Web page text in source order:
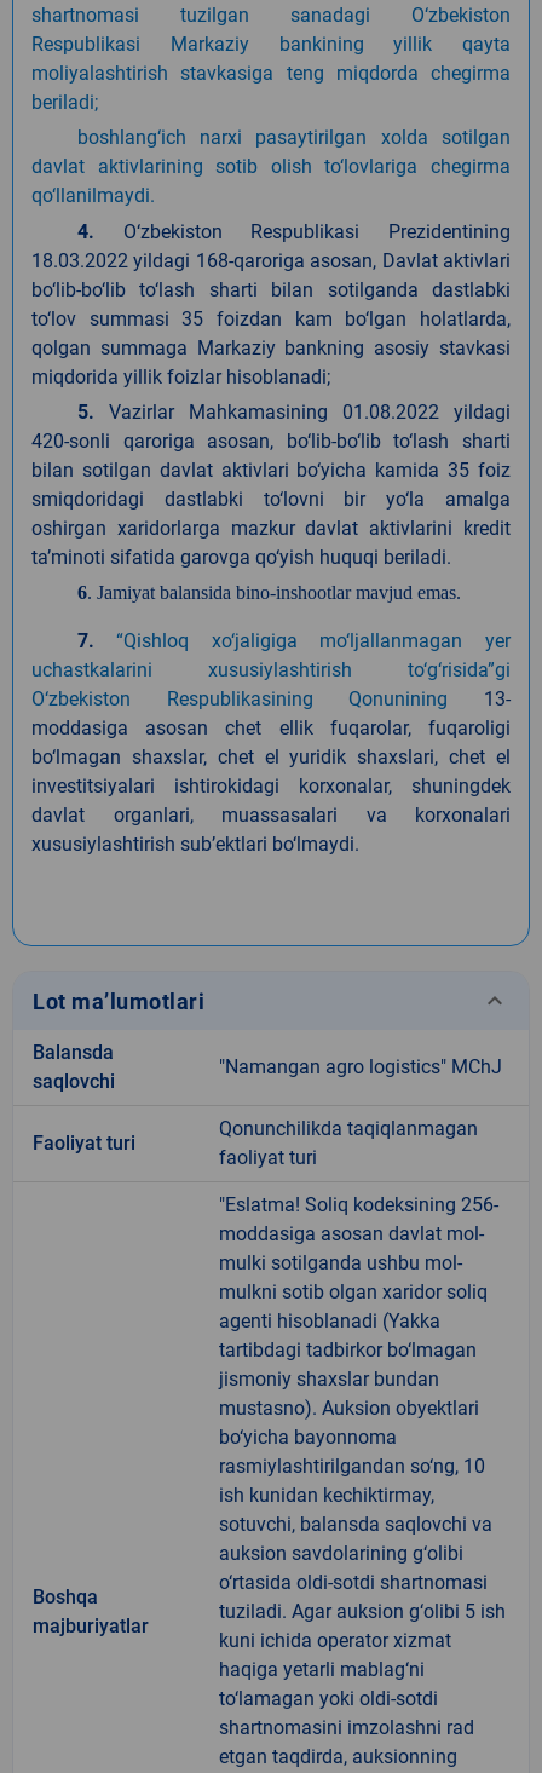
shartnomasi tuzilgan sanadagi O‘zbekiston
Respublikasi Markaziy bankining yillik qayta
moliyalashtirish stavkasiga teng miqdorda chegirma
beriladi;
boshlang‘ich narxi pasaytirilgan xolda sotilgan
davlat aktivlarining sotib olish to‘lovlariga chegirma
qo‘llanilmaydi.
4. O‘zbekiston Respublikasi Prezidentining
18.03.2022 yildagi 168-qaroriga asosan, Davlat aktivlari
bo‘lib-bo‘lib to‘lash sharti bilan sotilganda dastlabki
to‘lov summasi 35 foizdan kam bo‘lgan holatlarda,
qolgan summaga Markaziy bankning asosiy stavkasi
miqdorida yillik foizlar hisoblanadi;
5. Vazirlar Mahkamasining 01.08.2022 yildagi
420-sonli qaroriga asosan, bo‘lib-bo‘lib to‘lash sharti
bilan sotilgan davlat aktivlari bo‘yicha kamida 35 foiz
smiqdoridagi dastlabki to‘lovni bir yo‘la amalga
oshirgan xaridorlarga mazkur davlat aktivlarini kredit
ta’minoti sifatida garovga qo‘yish huquqi beriladi.
6. Jamiyat balansida bino-inshootlar mavjud emas.
7.
“Qishloq xo‘jaligiga mo‘ljallanmagan yer
uchastkalarini xususiylashtirish to‘g‘risida”gi
O‘zbekiston Respublikasining Qonunining 13-
moddasiga asosan chet ellik fuqarolar, fuqaroligi
bo‘lmagan shaxslar, chet el yuridik shaxslari, chet el
investitsiyalari ishtirokidagi korxonalar, shuningdek
davlat organlari, muassasalari va korxonalari
xususiylashtirish sub’ektlari bo‘lmaydi.
Lot ma’lumotlari keyboard_arrow_down
Balansda
saqlovchi
"Namangan agro logistics" MChJ
Faoliyat turi
Qonunchilikda taqiqlanmagan
faoliyat turi
Boshqa
majburiyatlar
"Eslatma! Soliq kodeksining 256-
moddasiga asosan davlat mol-
mulki sotilganda ushbu mol-
mulkni sotib olgan xaridor soliq
agenti hisoblanadi (Yakka
tartibdagi tadbirkor bo‘lmagan
jismoniy shaxslar bundan
mustasno). Auksion obyektlari
bo‘yicha bayonnoma
rasmiylashtirilgandan so‘ng, 10
ish kunidan kechiktirmay,
sotuvchi, balansda saqlovchi va
auksion savdolarining g‘olibi
o‘rtasida oldi-sotdi shartnomasi
tuziladi. Agar auksion g‘olibi 5 ish
kuni ichida operator xizmat
haqiga yetarli mablag‘ni
to‘lamagan yoki oldi-sotdi
shartnomasini imzolashni rad
etgan taqdirda, auksionning